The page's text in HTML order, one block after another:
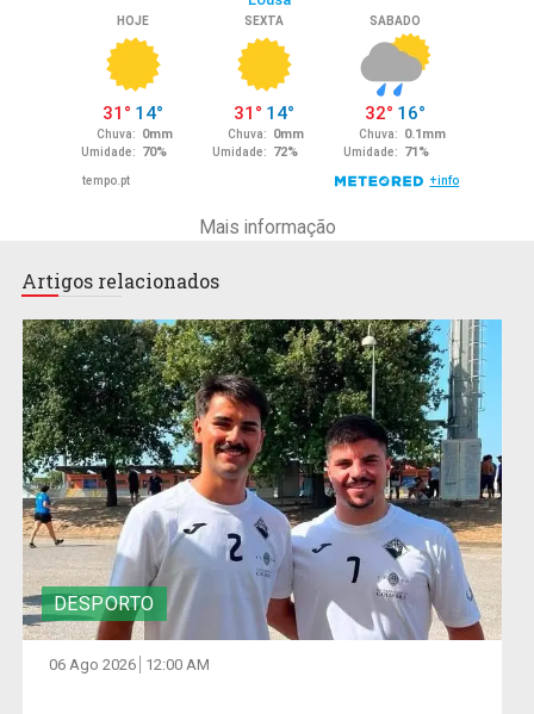
Mais informação
Artigos relacionados
DESPORTO
06 Ago 2026 12:00 AM